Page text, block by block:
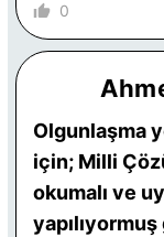
0
Olgunlaşma
için; Milli
okumalı ve